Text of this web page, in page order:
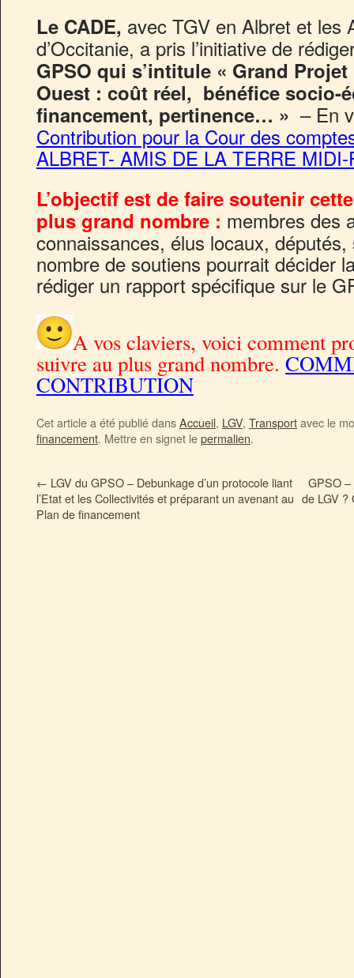
Le CADE, avec TGV en Albret et les
d’Occitanie, a pris l’initiative de
GPSO qui s’intitule « Grand
Ouest : coût réel, bénéfice socio-
financement, pertinence… » – En
Contribution pour la Cour des
ALBRET- AMIS DE LA TERRE
L’objectif est de faire soutenir
plus grand nombre : membres des
connaissances, élus locaux,
nombre de soutiens pourrait décider
rédiger un rapport spécifique sur le
A vos claviers, voici comment
suivre au plus grand nombre.
CONTRIBUTION
Cet article a été publié dansAccueil, LGV, Transportavec le
financement. Mettre en signet lepermalien.
← LGV du GPSO – Debunkage d’un protocole liant
l’Etat et les Collectivités et préparant un avenant au
Plan de financement
GPSO
de LGV ?